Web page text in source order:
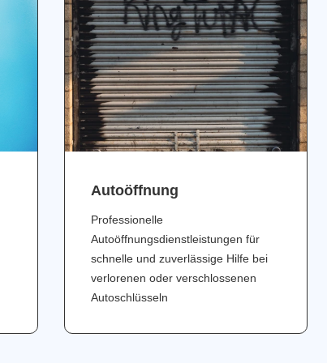
Аutoöffnung
Professionelle
Autoöffnungsdienstleistungen für
schnelle und zuverlässige Hilfe bei
verlorenen oder verschlossenen
Autoschlüsseln